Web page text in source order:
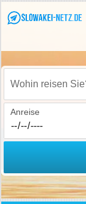
Wohin reisen Sie?
Anreise